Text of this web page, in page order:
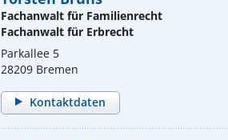
Fachanwalt für Familienrecht
Fachanwalt für Erbrecht
Parkallee 5
28209 Bremen
Kontaktdaten